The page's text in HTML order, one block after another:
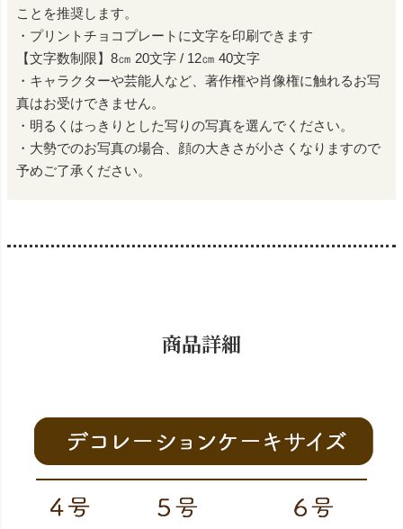
ことを推奨します。
・プリントチョコプレートに文字を印刷できます
【文字数制限】8㎝ 20文字 / 12㎝ 40文字
・キャラクターや芸能人など、著作権や肖像権に触れるお写
真はお受けできません。
・明るくはっきりとした写りの写真を選んでください。
・大勢でのお写真の場合、顔の大きさが小さくなりますので
予めご了承ください。
商品詳細